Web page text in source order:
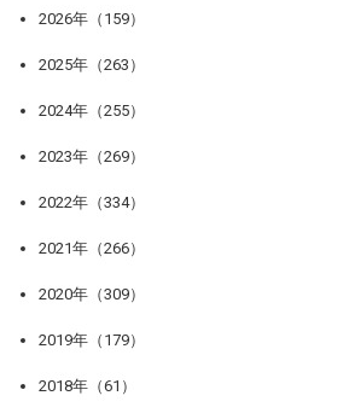
2026年（159）
2025年（263）
2024年（255）
2023年（269）
2022年（334）
2021年（266）
2020年（309）
2019年（179）
2018年（61）